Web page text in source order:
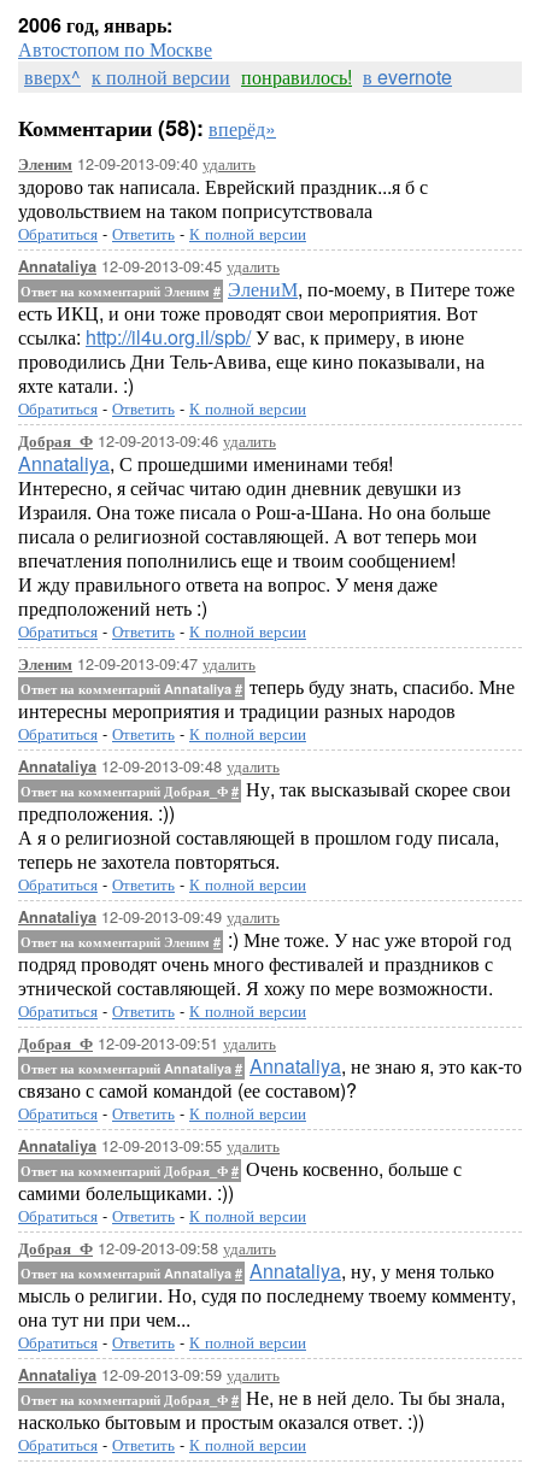
2006 год, январь:
Автостопом по Москве
вверх^ к полной версии понравилось! в evernote
Комментарии (58): вперёд»
Эленим 12-09-2013-09:40 удалить
здорово так написала. Еврейский праздник...я б с
удовольствием на таком поприсутствовала
Обратиться - Ответить - К полной версии
Annataliya 12-09-2013-09:45 удалить
Ответ на комментарий Эленим # ЭлениМ, по-моему, в Питере тоже
есть ИКЦ, и они тоже проводят свои мероприятия. Вот
ссылка: http://il4u.org.il/spb/У вас, к примеру, в июне
проводились Дни Тель-Авива, еще кино показывали, на
яхте катали. :)
Обратиться - Ответить - К полной версии
Добрая_Ф 12-09-2013-09:46 удалить
Annataliya, С прошедшими именинами тебя!
Интересно, я сейчас читаю один дневник девушки из
Израиля. Она тоже писала о Рош-а-Шана. Но она больше
писала о религиозной составляющей. А вот теперь мои
впечатления пополнились еще и твоим сообщением!
И жду правильного ответа на вопрос. У меня даже
предположений неть :)
Обратиться - Ответить - К полной версии
Эленим 12-09-2013-09:47 удалить
Ответ на комментарий Annataliya # теперь буду знать, спасибо. Мне
интересны мероприятия и традиции разных народов
Обратиться - Ответить - К полной версии
Annataliya 12-09-2013-09:48 удалить
Ответ на комментарий Добрая_Ф # Ну, так высказывай скорее свои
предположения. :))
А я о религиозной составляющей в прошлом году писала,
теперь не захотела повторяться.
Обратиться - Ответить - К полной версии
Annataliya 12-09-2013-09:49 удалить
Ответ на комментарий Эленим # :) Мне тоже. У нас уже второй год
подряд проводят очень много фестивалей и праздников с
этнической составляющей. Я хожу по мере возможности.
Обратиться - Ответить - К полной версии
Добрая_Ф 12-09-2013-09:51 удалить
Ответ на комментарий Annataliya # Annataliya, не знаю я, это как-то
связано с самой командой (ее составом)?
Обратиться - Ответить - К полной версии
Annataliya 12-09-2013-09:55 удалить
Ответ на комментарий Добрая_Ф # Очень косвенно, больше с
самими болельщиками. :))
Обратиться - Ответить - К полной версии
Добрая_Ф 12-09-2013-09:58 удалить
Ответ на комментарий Annataliya # Annataliya, ну, у меня только
мысль о религии. Но, судя по последнему твоему комменту,
она тут ни при чем...
Обратиться - Ответить - К полной версии
Annataliya 12-09-2013-09:59 удалить
Ответ на комментарий Добрая_Ф # Не, не в ней дело. Ты бы знала,
насколько бытовым и простым оказался ответ. :))
Обратиться - Ответить - К полной версии